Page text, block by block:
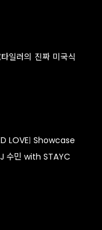
일러의 진짜 미국식
LOVE] Showcase
수민 with STAYC